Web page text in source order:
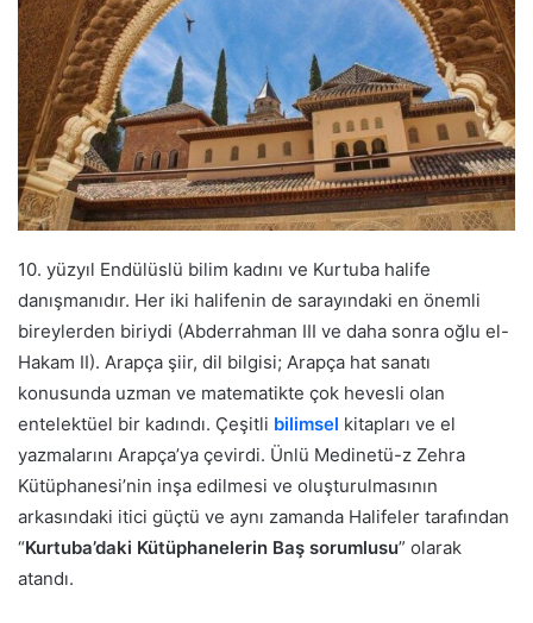
10. yüzyıl Endülüslü bilim kadını ve Kurtuba halife
danışmanıdır. Her iki halifenin de sarayındaki en önemli
bireylerden biriydi (Abderrahman III ve daha sonra oğlu el-
Hakam II). Arapça şiir, dil bilgisi; Arapça hat sanatı
konusunda uzman ve matematikte çok hevesli olan
entelektüel bir kadındı. Çeşitli bilimsel kitapları ve el
yazmalarını Arapça’ya çevirdi. Ünlü Medinetü-z Zehra
Kütüphanesi’nin inşa edilmesi ve oluşturulmasının
arkasındaki itici güçtü ve aynı zamanda Halifeler tarafından
“Kurtuba’daki Kütüphanelerin Baş sorumlusu” olarak
atandı.